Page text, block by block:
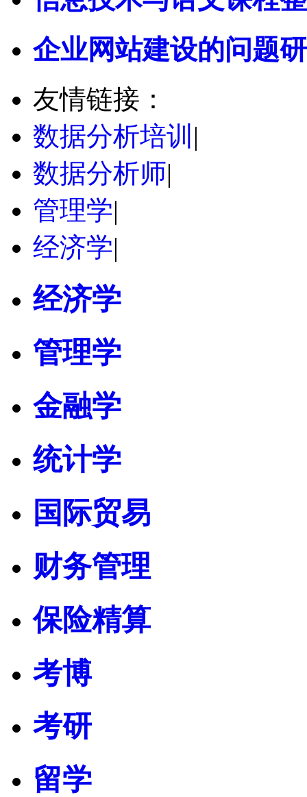
企业网站建设的问题
友情链接：
数据分析培训 |
数据分析师|
管理学|
经济学|
经济学
管理学
金融学
统计学
国际贸易
财务管理
保险精算
考博
考研
留学